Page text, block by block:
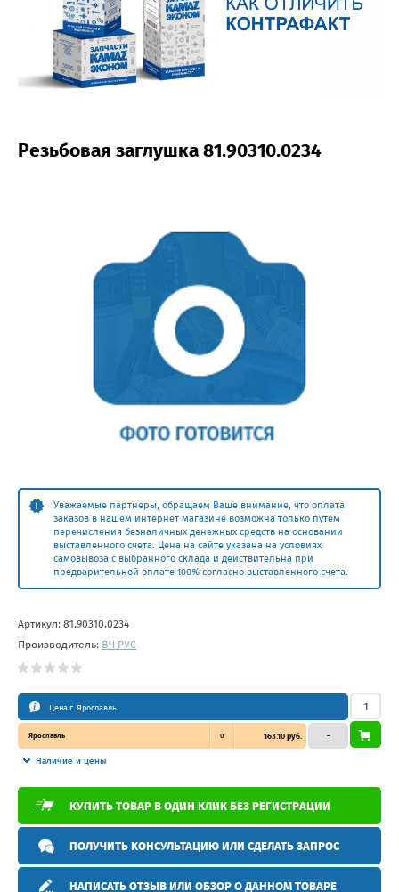
Резьбовая заглушка 81.90310.0234
Уважаемые партнеры, обращаем Ваше внимание, что оплата
заказов в нашем интернет магазине возможна только путем
перечисления безналичных денежных средств на основании
выставленного счета. Цена на сайте указана на условиях
самовывоза с выбранного склада и действительна при
предварительной оплате 100% согласно выставленного счета.
Артикул: 81.90310.0234
Производитель: ВЧ РУС
Цена г. Ярославль
Ярославль 0 163.10 руб.
Наличие и цены
–
КУПИТЬ ТОВАР В ОДИН КЛИК БЕЗ РЕГИСТРАЦИИ
ПОЛУЧИТЬ КОНСУЛЬТАЦИЮ ИЛИ СДЕЛАТЬ ЗАПРОС
НАПИСАТЬ ОТЗЫВ ИЛИ ОБЗОР О ДАННОМ ТОВАРЕ